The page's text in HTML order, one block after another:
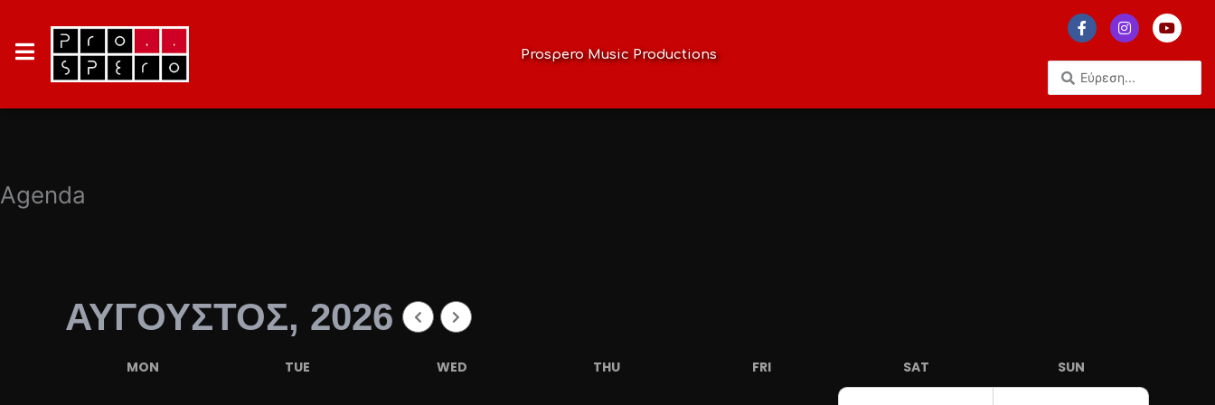
Prospero Music Productions
Agenda
ΑΥΓΟΥΣΤΟΣ, 2026
MON TUE WED THU FRI SAT SUN